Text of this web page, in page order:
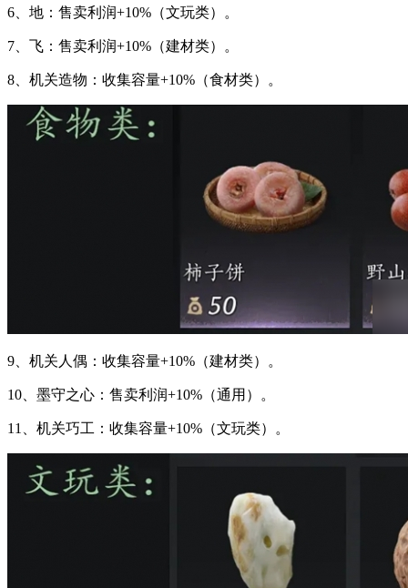
6、地：售卖利润+10%（文玩类）。
7、飞：售卖利润+10%（建材类）。
8、机关造物：收集容量+10%（食材类）。
9、机关人偶：收集容量+10%（建材类）。
10、墨守之心：售卖利润+10%（通用）。
11、机关巧工：收集容量+10%（文玩类）。